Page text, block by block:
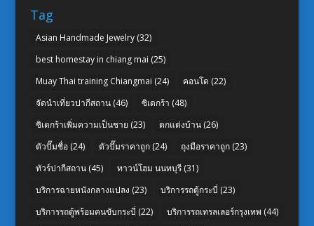
Tag
Asian Handmade Jewelry(32)
best homestay in chiang mai (25)
Muay Thai training Chiangmai (24) คอนโด (22)
จัดนำเที่ยวปากีสถาน(46) ซิเดกร้า (48)
ซิเดกร้าเพิ่มความเป็นชาย (23) ตกแต่งบ้าน(26)
ตัวปั๊มชื่อ(24) ตัวปั๊มราคาถูก(24) ถุงมือราคาถูก(23)
ทัวร์ปากีสถาน(45) ทาวน์โฮม นนทบุรี(31)
บริการฉายหนังกลางแปลง (23) บริการรถตู้กระบี่ (23)
บริการรถตู้พร้อมคนขับกระบี่ (22) บริการรถเทรลเลอร์กรุงเทพ (44)